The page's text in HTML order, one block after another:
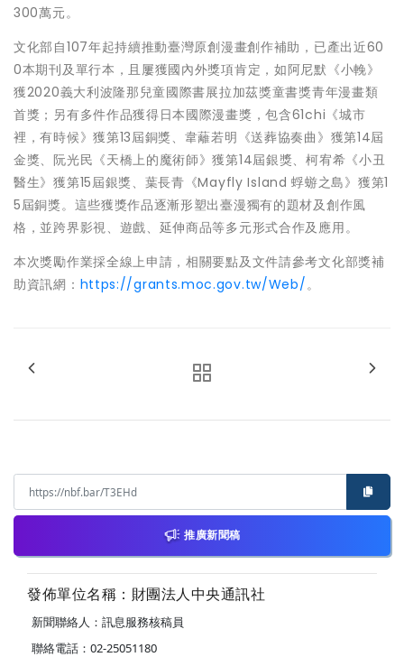
300萬元。
文化部自107年起持續推動臺灣原創漫畫創作補助，已產出近60
0本期刊及單行本，且屢獲國內外獎項肯定，如阿尼默《小輓》
獲2020義大利波隆那兒童國際書展拉加茲獎童書獎青年漫畫類
首獎；另有多件作品獲得日本國際漫畫獎，包含61chi《城市
裡，有時候》獲第13屆銅獎、韋蘺若明《送葬協奏曲》獲第14屆
金獎、阮光民《天橋上的魔術師》獲第14屆銀獎、柯宥希《小丑
醫生》獲第15屆銀獎、葉長青《Mayfly Island 蜉蝣之島》獲第1
5屆銅獎。這些獲獎作品逐漸形塑出臺漫獨有的題材及創作風
格，並跨界影視、遊戲、延伸商品等多元形式合作及應用。
本次獎勵作業採全線上申請，相關要點及文件請參考文化部獎補
助資訊網： https://grants.moc.gov.tw/Web/。
推廣新聞稿
發佈單位名稱：財團法人中央通訊社
新聞聯絡人：訊息服務核稿員
聯絡電話：02-25051180